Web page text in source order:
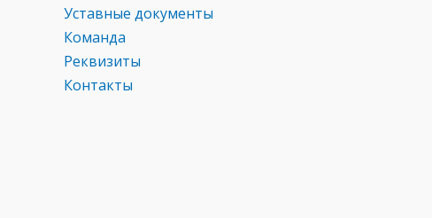
Уставные документы
Команда
Реквизиты
Контакты